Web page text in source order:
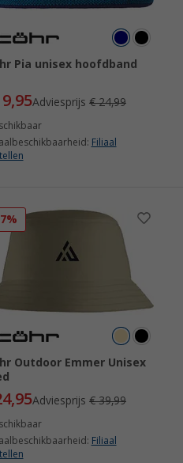
Pia unisex hoofdband
Adviesprijs€ 24,99
Filiaal
Outdoor Emmer Unisex
Adviesprijs€ 39,99
Filiaal